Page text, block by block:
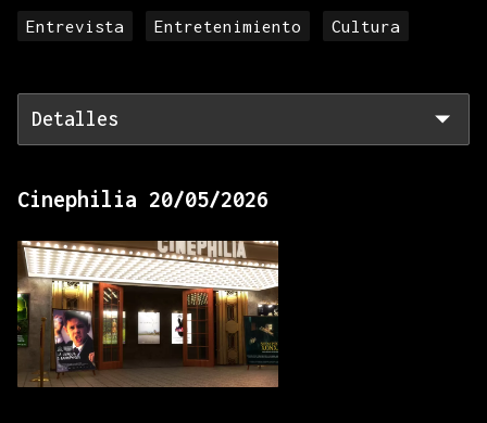
Entrevista Entretenimiento Cultura
Detalles
Cinephilia 20/05/2026